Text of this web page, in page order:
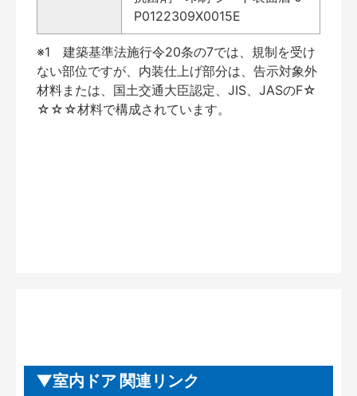
P0122309X0015E
※1 建築基準法施行令20条の7では、規制を受け
ない部位ですが、内装仕上げ部分は、告示対象外
材料または、国土交通大臣認定、JIS、JASのF☆
☆☆☆材料で構成されています。
室内ドア 関連リンク